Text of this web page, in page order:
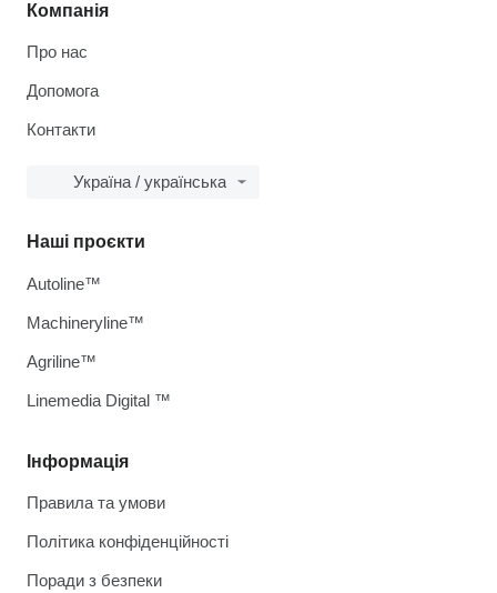
Компанія
Про нас
Допомога
Контакти
Україна / українська
Інформація
Правила та умови
Політика конфіденційності
Поради з безпеки
Наші проєкти
Autoline™
Machineryline™
Agriline™
Linemedia Digital ™